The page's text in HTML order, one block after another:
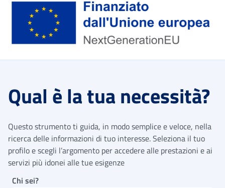
Qual è la tua necessità?
Questo strumento ti guida, in modo semplice e veloce, nella
ricerca delle informazioni di tuo interesse. Seleziona il tuo
profilo e scegli l’argomento per accedere alle prestazioni e ai
servizi più idonei alle tue esigenze
Chi sei?